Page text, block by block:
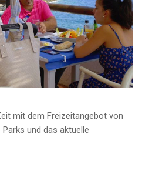
mit dem Freizeitangebot von
und das aktuelle